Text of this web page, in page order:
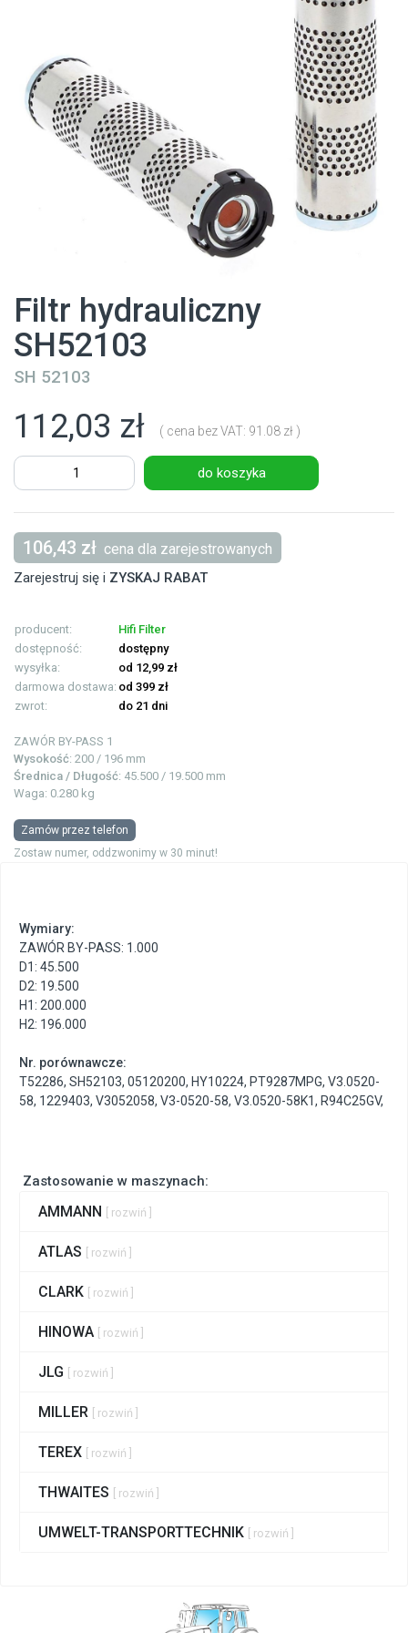
Filtr hydrauliczny
SH52103
SH 52103
112,03 zł ( cena bez VAT: 91.08 zł )
do koszyka
106,43 zł cena dla zarejestrowanych
Zarejestruj się i ZYSKAJ RABAT
producent:
Hifi Filter
dostępność:
dostępny
wysyłka:
od 12,99 zł
darmowa dostawa: od 399 zł
zwrot:
do 21 dni
ZAWÓR BY-PASS 1
Wysokość: 200 / 196 mm
Średnica / Długość: 45.500 / 19.500 mm
Waga: 0.280 kg
Zamów przez telefon
Zostaw numer, oddzwonimy w 30 minut!
Zastosowanie w maszynach:
AMMANN [ rozwiń ]
ATLAS [ rozwiń ]
CLARK [ rozwiń ]
HINOWA [ rozwiń ]
JLG [ rozwiń ]
MILLER [ rozwiń ]
TEREX [ rozwiń ]
THWAITES [ rozwiń ]
UMWELT-TRANSPORTTECHNIK [ rozwiń ]
Wymiary:
ZAWÓR BY-PASS: 1.000
D1: 45.500
D2: 19.500
H1: 200.000
H2: 196.000
Nr. porównawcze:
T52286, SH52103, 05120200, HY10224, PT9287MPG, V3.0520-
58, 1229403, V3052058, V3-0520-58, V3.0520-58K1, R94C25GV,